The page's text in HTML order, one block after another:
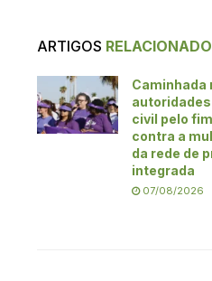
ARTIGOS
Caminhada
civil pelo
contra a
da rede de
integrada
07/08/2026